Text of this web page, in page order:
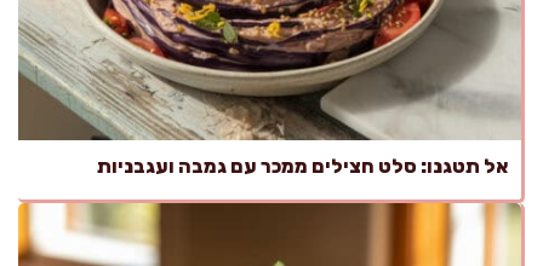
אל תטגנו: סלט חצילים ממכר עם גמבה ועגבניות